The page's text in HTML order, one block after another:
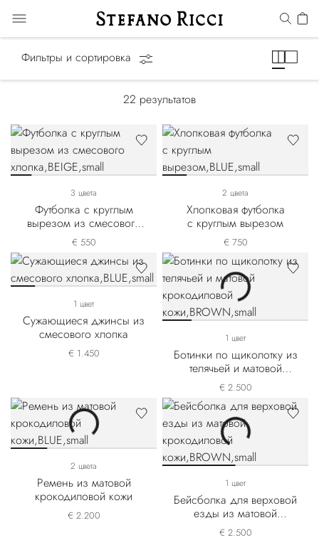
Фильтры и сортировка
22 результатов
3 цвета
Футболка с круглым
вырезом из смесового
хлопка
€ 550
2 цвета
Хлопковая футболка
с круглым вырезом
€ 750
1 цвет
Сужающиеся джинсы из
смесового хлопка
€ 1.450
1 цвет
Ботинки по щиколотку из
телячьей и матовой
крокодиловой кожи
€ 2.500
2 цвета
Ремень из матовой
крокодиловой кожи
€ 2.200
1 цвет
Бейсболка для верховой
езды из матовой
крокодиловой кожи
€ 2.500